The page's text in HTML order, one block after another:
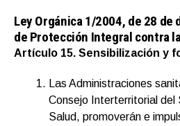
Ley Orgánica 1/2004, de 28
de Protección Integral contra
Artículo 15. Sensibilización y
Las Administraciones
Consejo Interterritorial del
Salud, promoverán e